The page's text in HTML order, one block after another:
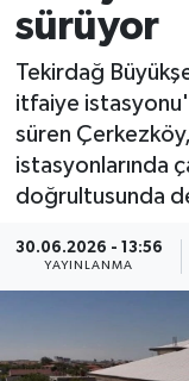
sürüyor
Tekirdağ
itfaiye istasyonu'
süren
istasyonlarında
doğrultusunda
30.06.2026 - 13:56
YAYINLANMA
Bölge
Advertising
Canlı Maç
Dış Haberler
Son Dakika
Haber Arşivi